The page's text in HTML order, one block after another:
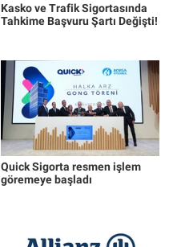
Kasko ve Trafik Sigortasında
Tahkime Başvuru Şartı Değişti!
Quick Sigorta resmen işlem
göremeye başladı